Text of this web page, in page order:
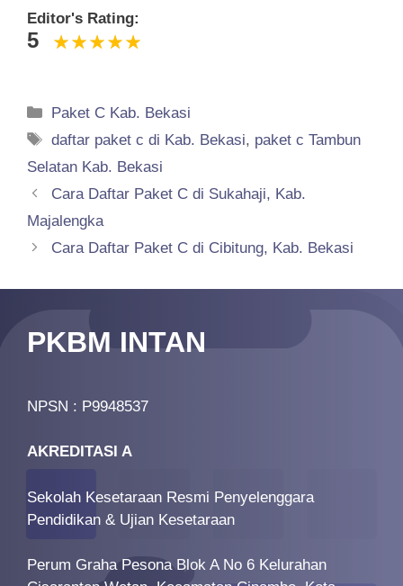
Editor's Rating:
5
Categories
Paket C Kab. Bekasi
Tags
daftar paket c di Kab. Bekasi, paket c Tambun
Selatan Kab. Bekasi
Cara Daftar Paket C di Sukahaji, Kab.
Majalengka
Cara Daftar Paket C di Cibitung, Kab. Bekasi
PKBM INTAN
NPSN : P9948537
AKREDITASI A
Sekolah Kesetaraan Resmi Penyelenggara
Pendidikan & Ujian Kesetaraan
Perum Graha Pesona Blok A No 6 Kelurahan